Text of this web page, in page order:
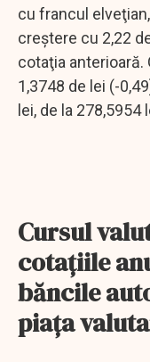
cu francul
creştere cu 2,22
cotaţia anterioară.
1,3748 de lei (-
lei, de la 278,5954
Cursul
cotaţiile
băncile
piaţa